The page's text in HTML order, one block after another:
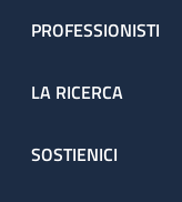
PROFESSIONISTI
LA RICERCA
SOSTIENICI